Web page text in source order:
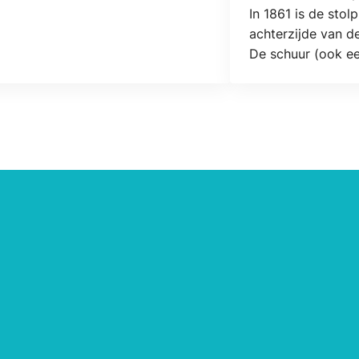
Standort
In 1861 is de
achterzijde van
De schuur (ook